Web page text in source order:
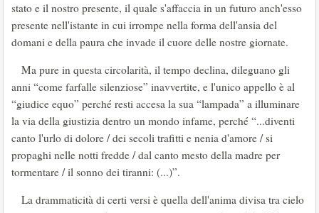
stato e il nostro presente, il quale s'affaccia in un futuro anch'esso
presente nell'istante in cui irrompe nella forma dell'ansia del
domani e della paura che invade il cuore delle nostre giornate.
Ma pure in questa circolarità, il tempo declina, dileguano gli
anni “come farfalle silenziose” inavvertite, e l'unico appello è al
“giudice equo” perché resti accesa la sua “lampada” a illuminare
la via della giustizia dentro un mondo infame, perché “...diventi
canto l'urlo di dolore / dei secoli trafitti e nenia d'amore / si
propaghi nelle notti fredde / dal canto mesto della madre per
tormentare / il sonno dei tiranni: (...)”.
La drammaticità di certi versi è quella dell'anima divisa tra cielo